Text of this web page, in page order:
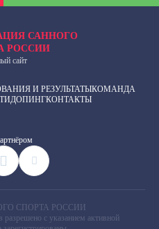
САННОГО
РОССИИ
сайт
И РЕЗУЛЬТАТЫКОМАНДА
КОНТАКТЫ
СПОРТА РОССИИ
с указанием активной